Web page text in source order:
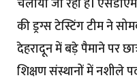
की ड्रग्स टेस्टिंग टीम ने
देहरादून में बड़े पैमाने पर
शिक्षण संस्थानों में नशीले